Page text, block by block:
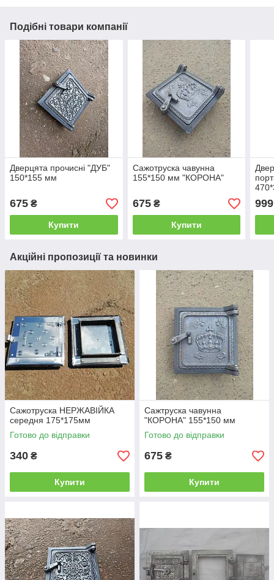
Подібні товари компанії
Дверцята прочисні "ДУБ"
150*155 мм
675 ₴
Купити
Сажотруска чавунна
155*150 мм "КОРОНА"
675₴
Купити
999
Акційні пропозиції та новинки
Сажотруска НЕРЖАВІЙКА
середня 175*175мм
Готово до відправки
340 ₴
Купити
Сажтруска чавунна
"КОРОНА" 155*150 мм
Готово до відправки
675 ₴
Купити